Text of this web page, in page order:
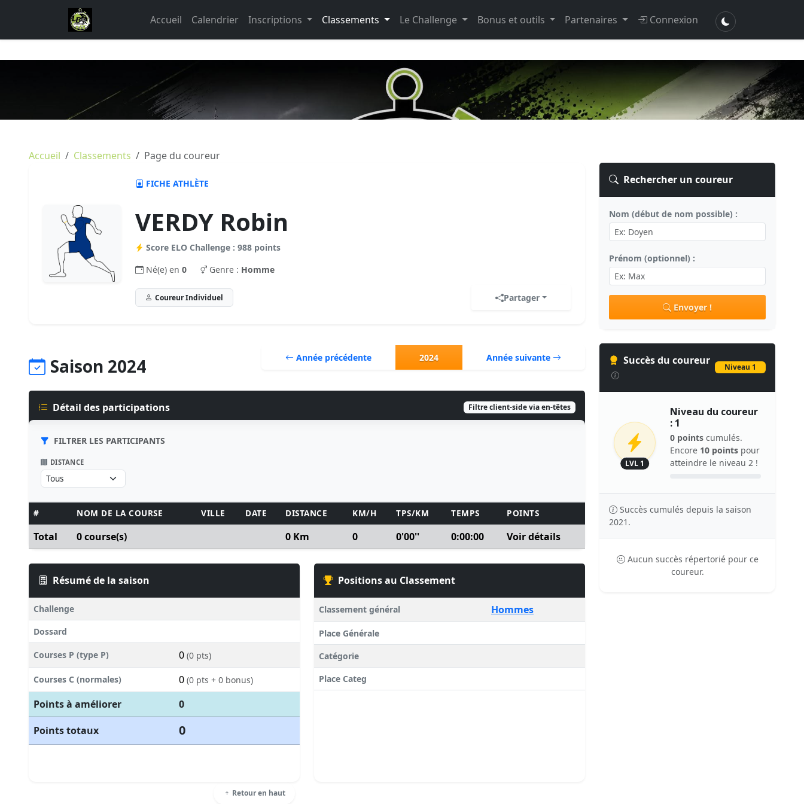
Accueil Calendrier Inscriptions Classements Le Challenge Bonus et outils Partenaires Connexion
Accueil Classements Page du coureur
FICHE ATHLÈTE
VERDY Robin
Score ELO Challenge : 988 points
Né(e) en 0 Genre : Homme
Coureur Individuel Partager
Saison 2024 Année précédente 2024 Année suivante
Détail des participations Filtre client-side via en-têtes
FILTRER LES PARTICIPANTS
DISTANCE
# NOM DE LA COURSE VILLE DATE DISTANCE KM/H TPS/KM TEMPS POINTS
Total 0 course(s) 0 Km 0 0'00'' 0:00:00 Voir détails
Résumé de la saison
Challenge
Dossard
Courses P (type P) 0 (0 pts)
Courses C (normales) 0 (0 pts + 0 bonus)
Points à améliorer
0
Points totaux
0
Retour en haut
Positions au Classement
Classement général Hommes
Place Générale
Catégorie
Place Categ
Rechercher un coureur
Nom (début de nom possible) :
Prénom (optionnel) :
Envoyer !
Succès du coureur
Niveau 1
LVL 1
Niveau du coureur
: 1
0 points cumulés.
Encore 10 points pour
atteindre le niveau 2 !
Succès cumulés depuis la saison
2021.
Aucun succès répertorié pour ce
coureur.